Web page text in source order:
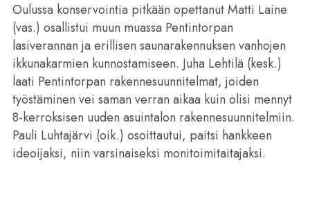
Oulussa konservointia pitkään opettanut Matti Laine
(vas.) osallistui muun muassa Pentintorpan
lasiverannan ja erillisen saunarakennuksen vanhojen
ikkunakarmien kunnostamiseen. Juha Lehtilä (kesk.)
laati Pentintorpan rakennesuunnitelmat, joiden
työstäminen vei saman verran aikaa kuin olisi mennyt
8-kerroksisen uuden asuintalon rakennesuunnitelmiin.
Pauli Luhtajärvi (oik.) osoittautui, paitsi hankkeen
ideoijaksi, niin varsinaiseksi monitoimitaitajaksi.